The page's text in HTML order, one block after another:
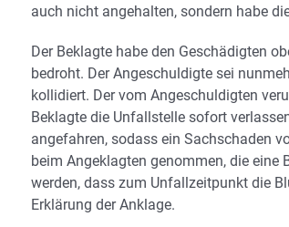
auch nicht angehalten, sondern habe
Der Beklagte habe den Geschädigten
bedroht. Der Angeschuldigte sei
kollidiert. Der vom Angeschuldigten
Beklagte die Unfallstelle sofort
angefahren, sodass ein Sachschaden
beim Angeklagten genommen, die
werden, dass zum Unfallzeitpunkt die
Erklärung der Anklage.